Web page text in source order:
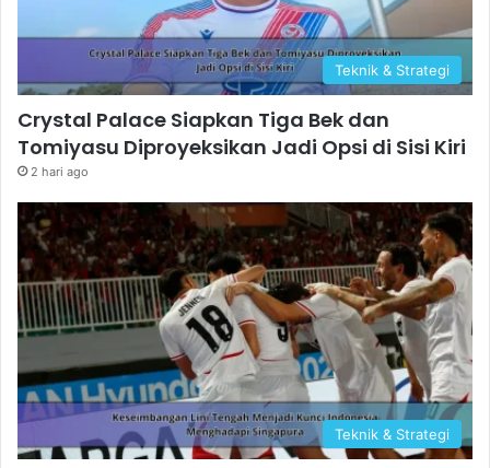
Teknik & Strategi
Crystal Palace Siapkan Tiga Bek dan
Tomiyasu Diproyeksikan Jadi Opsi di Sisi Kiri
2 hari ago
Teknik & Strategi